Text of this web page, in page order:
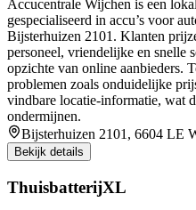
Accucentrale Wijchen is een
gespecialiseerd in accu’s voor
Bijsterhuizen 2101. Klanten
personeel, vriendelijke en snelle
opzichte van online aanbieders.
problemen zoals onduidelijke
vindbare locatie-informatie, wat
ondermijnen.
Bijsterhuizen 2101, 6604 LE
Bekijk details
ThuisbatterijXL